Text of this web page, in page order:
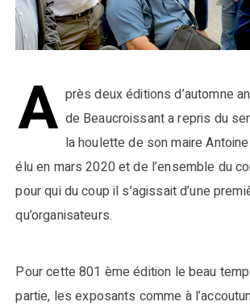
A près deux éditions d’automne
de Beaucroissant a repris du
la houlette de son maire
élu en mars 2020 et de l’ensemble du
pour qui du coup il s’agissait d’une
qu’organisateurs.
Pour cette 801 ème édition le beau
partie, les exposants comme à